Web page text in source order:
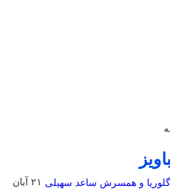
۲۱ آبان